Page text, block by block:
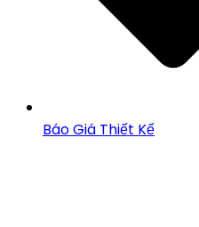
Báo Giá Thiết Kế